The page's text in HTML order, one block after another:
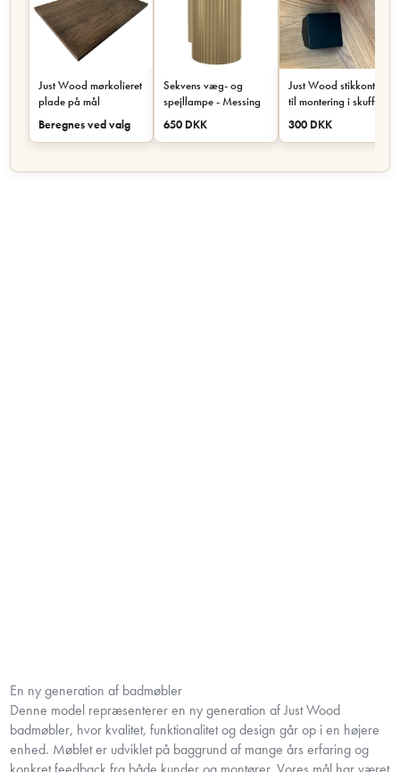
Just Wood mørkolieret
plade på mål
Beregnes ved valg
Sekvens væg- og
spejllampe - Messing
650 DKK
Just Wood stikkontakt
til montering i skuffe
eller skab - Sort
300 DKK
En ny generation af badmøbler
Denne model repræsenterer en ny generation af Just Wood
badmøbler, hvor kvalitet, funktionalitet og design går op i en højere
enhed. Møblet er udviklet på baggrund af mange års erfaring og